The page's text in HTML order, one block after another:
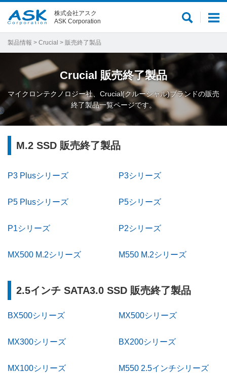
メ
ー
サ
内
株式会社アスク
ASK Corporation
製品情報 > Crucial > 販売終了製品
Crucial 販売終了製品
マイクロンテクノロジー社、Crucial(クルーシャル)ブランドの販売
終了製品一覧ページです。
M.2 SSD 販売終了製品
P3 Plusシリーズ P3シリーズ
P5 Plusシリーズ P5シリーズ
P1シリーズ P2シリーズ
MX500 M.2シリーズ M550 M.2シリーズ
2.5インチ SATA3.0 SSD 販売終了製品
BX500シリーズ MX500シリーズ
MX300シリーズ BX200シリーズ
MX100シリーズ M550 2.5インチシリーズ